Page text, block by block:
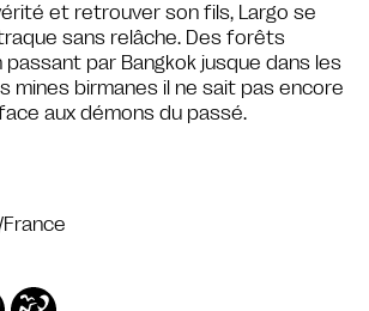
et retrouver son fils, Largo se
sans relâche. Des forêts
passant par Bangkok jusque dans les
mines birmanes il ne sait pas encore
aux démons du passé.